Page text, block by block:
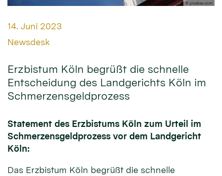
© pixabay.com
Datum:
14. Juni 2023
Von:
Newsdesk
Erzbistum Köln begrüßt die schnelle
Entscheidung des Landgerichts Köln im
Schmerzensgeldprozess
Statement des Erzbistums Köln zum Urteil im
Schmerzensgeldprozess vor dem Landgericht
Köln:
Das Erzbistum Köln begrüßt die schnelle